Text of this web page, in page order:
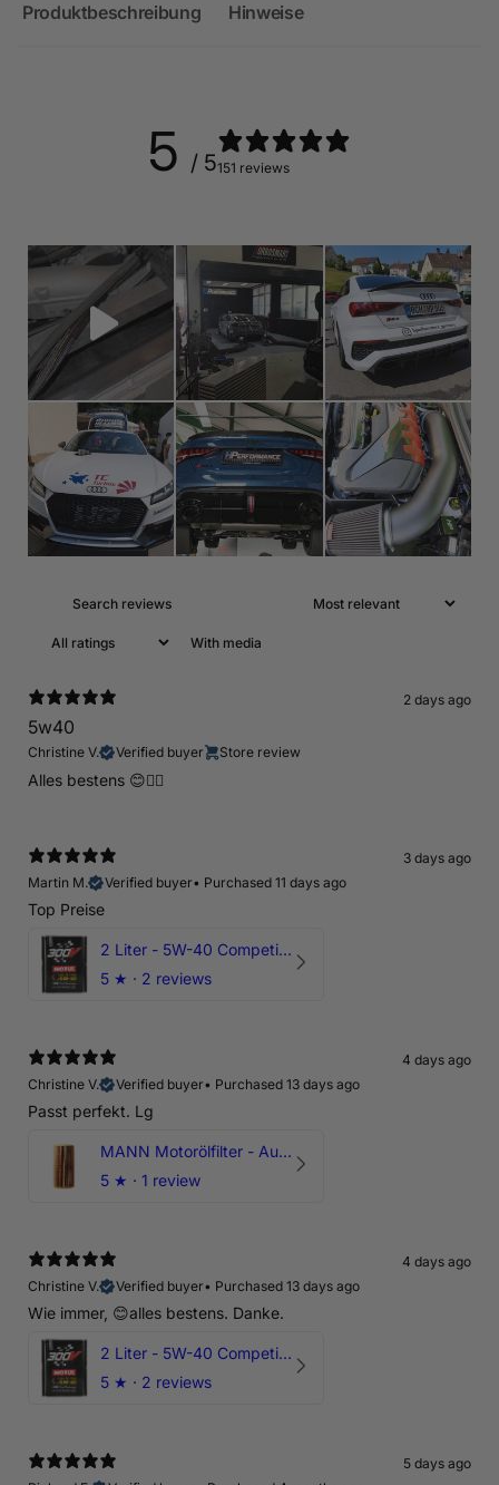
Produktbeschreibung Hinweise
5 / 5151 reviews
With media
2 days ago
5w40
Christine V. Verified buyer Store review
Alles bestens 😊👍🏻
3 days ago
Martin M.
Verified buyer• Purchased 11 days ago
Top Preise
2 Liter - 5W-40 Competition 300V Motul Motoröl
5 ★ · 2 reviews
4 days ago
Christine V.
Verified buyer• Purchased 13 days ago
Passt perfekt. Lg
MANN Motorölfilter - Audi RS3 TTRS RSQ3 VZ5 - DAZ DNW
5 ★ · 1 review
4 days ago
Christine V.
Verified buyer• Purchased 13 days ago
Wie immer, 😊alles bestens. Danke.
2 Liter - 5W-40 Competition 300V Motul Motoröl
5 ★ · 2 reviews
5 days ago